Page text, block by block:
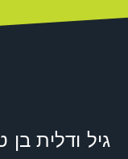
גיל ודלית